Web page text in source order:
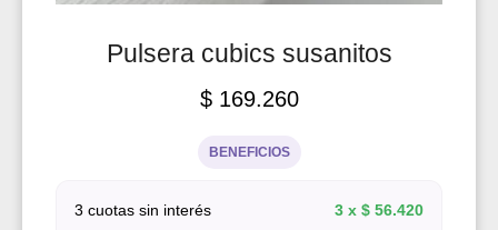
Pulsera cubics susanitos
$169.260
BENEFICIOS
3 cuotas sin interés 3 x $ 56.420